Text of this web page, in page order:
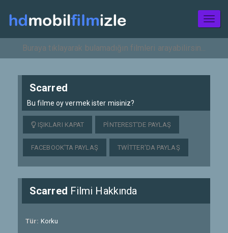
Scarred
Bu filme oy vermek ister misiniz?
IŞIKLARI KAPAT PINTEREST'DE PAYLAŞ
FACEBOOK'TA PAYLAŞ TWITTER'DA PAYLAŞ
Scarred Filmi Hakkında
Tür: Korku